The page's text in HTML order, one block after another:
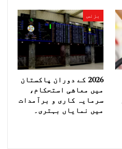
بزنس
2026 کے دوران پاکستان
میں معاشی استحکام،
سرمایہ کاری و برآمدات
میں نمایاں بہتری۔